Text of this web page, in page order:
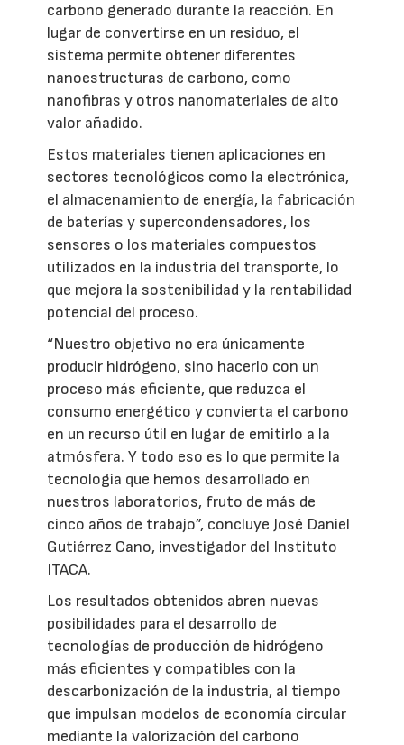
carbono generado durante la reacción. En
lugar de convertirse en un residuo, el
sistema permite obtener diferentes
nanoestructuras de carbono, como
nanofibras y otros nanomateriales de alto
valor añadido.
Estos materiales tienen aplicaciones en
sectores tecnológicos como la electrónica,
el almacenamiento de energía, la fabricación
de baterías y supercondensadores, los
sensores o los materiales compuestos
utilizados en la industria del transporte, lo
que mejora la sostenibilidad y la rentabilidad
potencial del proceso.
“Nuestro objetivo no era únicamente
producir hidrógeno, sino hacerlo con un
proceso más eficiente, que reduzca el
consumo energético y convierta el carbono
en un recurso útil en lugar de emitirlo a la
atmósfera. Y todo eso es lo que permite la
tecnología que hemos desarrollado en
nuestros laboratorios, fruto de más de
cinco años de trabajo”, concluye José Daniel
Gutiérrez Cano, investigador del Instituto
ITACA.
Los resultados obtenidos abren nuevas
posibilidades para el desarrollo de
tecnologías de producción de hidrógeno
más eficientes y compatibles con la
descarbonización de la industria, al tiempo
que impulsan modelos de economía circular
mediante la valorización del carbono